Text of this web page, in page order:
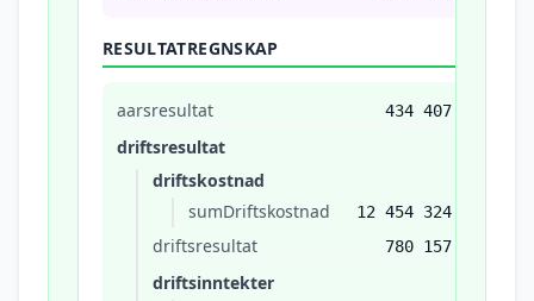
RESULTATREGNSKAP
aarsresultat 434 407
driftsresultat
driftskostnad
sumDriftskostnad
12 454 324
driftsresultat 780 157
driftsinntekter